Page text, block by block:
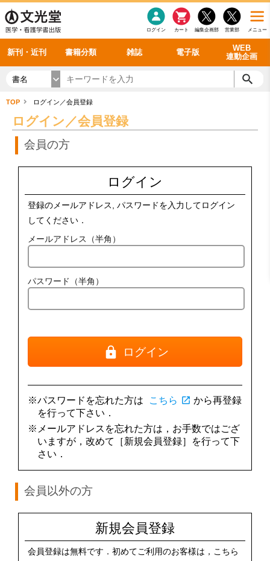
メニュー
営業部
編集企画部
カート
ログイン
新刊・近刊 書籍分類 雑誌 電子版
WEB
連動企画
感染症 老年医学
看護・介護
呼吸器
循環器
シリーズ一覧
雑誌投稿規定
理学療法
雑誌案内・年間購読 最新号 バックナンバー
電子書籍
電子雑誌
書籍「データに基づく臨床動作分析」WEB動画
書籍「眼手術学」WEB動画
書籍「神経症候学 II 改訂第二版」 WEB動画
新刊一覧
今後の発行予定
書名
TOP ログイン／会員登録
ログイン／会員登録
会員の方
ログイン
登録のメールアドレス, パスワードを入力してログイン
してください．
メールアドレス（半角）
パスワード（半角）
ログイン
※パスワードを忘れた方は こちら open_in_new から再登録
を行って下さい．
※メールアドレスを忘れた方は，お手数ではござ
いますが，改めて［新規会員登録］を行って下
さい．
会員以外の方
新規会員登録
会員登録は無料です．初めてご利用のお客様は，こちら